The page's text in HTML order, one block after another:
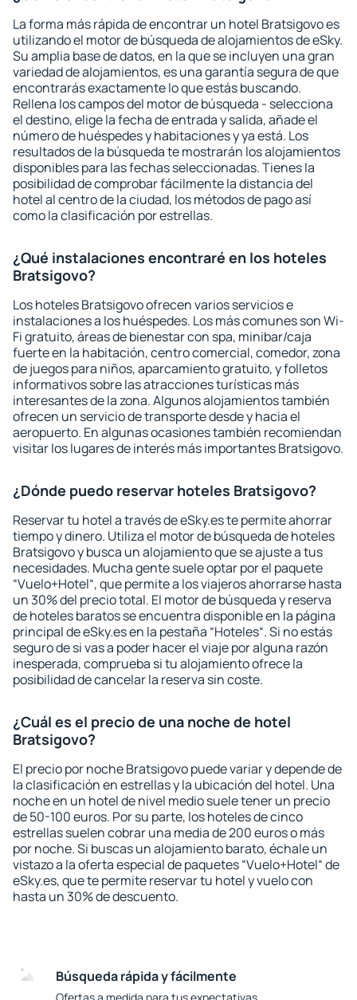
La forma más rápida de encontrar un hotel Bratsigovo es
utilizando el motor de búsqueda de alojamientos de eSky.
Su amplia base de datos, en la que se incluyen una gran
variedad de alojamientos, es una garantía segura de que
encontrarás exactamente lo que estás buscando.
Rellena los campos del motor de búsqueda - selecciona
el destino, elige la fecha de entrada y salida, añade el
número de huéspedes y habitaciones y ya está. Los
resultados de la búsqueda te mostrarán los alojamientos
disponibles para las fechas seleccionadas. Tienes la
posibilidad de comprobar fácilmente la distancia del
hotel al centro de la ciudad, los métodos de pago así
como la clasificación por estrellas.
¿Qué instalaciones encontraré en los hoteles
Bratsigovo?
Los hoteles Bratsigovo ofrecen varios servicios e
instalaciones a los huéspedes. Los más comunes son Wi-
Fi gratuito, áreas de bienestar con spa, minibar/caja
fuerte en la habitación, centro comercial, comedor, zona
de juegos para niños, aparcamiento gratuito, y folletos
informativos sobre las atracciones turísticas más
interesantes de la zona. Algunos alojamientos también
ofrecen un servicio de transporte desde y hacia el
aeropuerto. En algunas ocasiones también recomiendan
visitar los lugares de interés más importantes Bratsigovo.
¿Dónde puedo reservar hoteles Bratsigovo?
Reservar tu hotel a través de eSky.es te permite ahorrar
tiempo y dinero. Utiliza el motor de búsqueda de hoteles
Bratsigovo y busca un alojamiento que se ajuste a tus
necesidades. Mucha gente suele optar por el paquete
“Vuelo+Hotel“, que permite a los viajeros ahorrarse hasta
un 30% del precio total. El motor de búsqueda y reserva
de hoteles baratos se encuentra disponible en la página
principal de eSky.es en la pestaña “Hoteles“. Si no estás
seguro de si vas a poder hacer el viaje por alguna razón
inesperada, comprueba si tu alojamiento ofrece la
posibilidad de cancelar la reserva sin coste.
¿Cuál es el precio de una noche de hotel
Bratsigovo?
El precio por noche Bratsigovo puede variar y depende de
la clasificación en estrellas y la ubicación del hotel. Una
noche en un hotel de nivel medio suele tener un precio
de 50-100 euros. Por su parte, los hoteles de cinco
estrellas suelen cobrar una media de 200 euros o más
por noche. Si buscas un alojamiento barato, échale un
vistazo a la oferta especial de paquetes “Vuelo+Hotel“ de
eSky.es, que te permite reservar tu hotel y vuelo con
hasta un 30% de descuento.
Búsqueda rápida y fácilmente